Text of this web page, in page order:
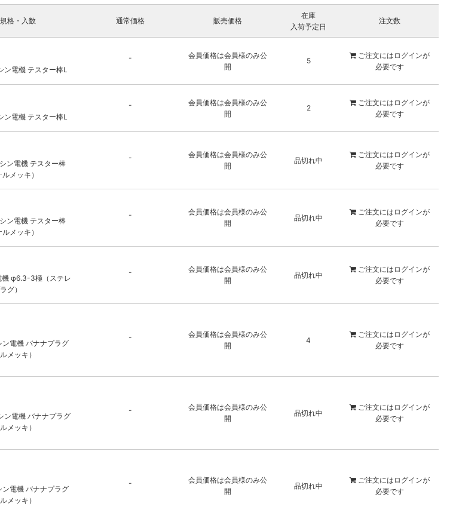
格・入数 通常価格 販売価格
在庫
入荷予定日
注文数
ン電機 テスター棒L
-
会員価格は会員様のみ公
開
5
ご注文には ログインが
必要です
ン電機 テスター棒L
-
会員価格は会員様のみ公
開
2
ご注文には ログインが
必要です
ン電機 テスター棒
メッキ）
-
会員価格は会員様のみ公
開
品切れ中
ご注文には ログインが
必要です
ン電機 テスター棒
メッキ）
-
会員価格は会員様のみ公
開
品切れ中
ご注文には ログインが
必要です
機 φ6.3-3極（ステレ
グ）
-
会員価格は会員様のみ公
開
品切れ中
ご注文には ログインが
必要です
ン電機 バナナプラグ
メッキ）
-
会員価格は会員様のみ公
開
4
ご注文には ログインが
必要です
ン電機 バナナプラグ
メッキ）
-
会員価格は会員様のみ公
開
品切れ中
ご注文には ログインが
必要です
ン電機 バナナプラグ
メッキ）
-
会員価格は会員様のみ公
開
品切れ中
ご注文には ログインが
必要です